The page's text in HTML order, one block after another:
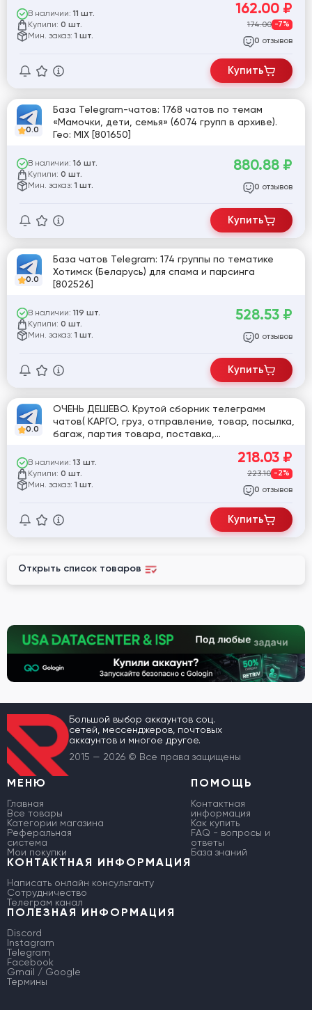
В наличии: 11 шт.
Купили: 0 шт.
Мин. заказ: 1 шт.
162.00 ₽
174.00 -7%
0 отзывов
Купить
0.0
База Telegram-чатов: 1768 чатов по темам
«Мамочки, дети, семья» (6074 групп в архиве).
Гео: MIX [801650]
В наличии: 16 шт.
Купили: 0 шт.
Мин. заказ: 1 шт.
880.88 ₽
0 отзывов
Купить
0.0
База чатов Telegram: 174 группы по тематике
Хотимск (Беларусь) для спама и парсинга
[802526]
В наличии: 119 шт.
Купили: 0 шт.
Мин. заказ: 1 шт.
528.53 ₽
0 отзывов
Купить
0.0
ОЧЕНЬ ДЕШЕВО. Крутой сборник телеграмм
чатов( КАРГО, груз, отправление, товар, посылка,
багаж, партия товара, поставка,
международная доставка, импортная посылка,
зарубежный заказ) 44500 чатов.
АВТОМАТИЧЕСКАЯ ДОСТАВКА
В наличии: 13 шт.
Купили: 0 шт.
Мин. заказ: 1 шт.
218.03 ₽
223.10 -2%
0 отзывов
Купить
Открыть список товаров
Большой выбор аккаунтов соц.
сетей, мессенджеров, почтовых
аккаунтов и многое другое.
2015 — 2026 © Все права защищены
МЕНЮ
Главная
Все товары
Категории магазина
Реферальная
система
Мои покупки
ПОМОЩЬ
Контактная
информация
Как купить
FAQ - вопросы и
ответы
База знаний
КОНТАКТНАЯ ИНФОРМАЦИЯ
Написать онлайн консультанту
Сотрудничество
Телеграм канал
ПОЛЕЗНАЯ ИНФОРМАЦИЯ
Discord
Instagram
Telegram
Facebook
Gmail / Google
Термины